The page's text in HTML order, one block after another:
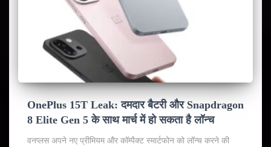
OnePlus 15T Leak: दमदार बैटरी और Snapdragon
8 Elite Gen 5 के साथ मार्च में हो सकता है लॉन्च
वनप्लस अपने नए प्रीमियम और कॉम्पैक्ट स्मार्टफोन को लॉन्च करने की